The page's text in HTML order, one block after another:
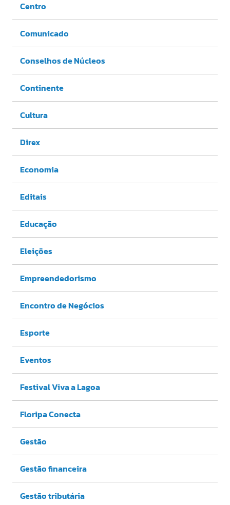
Centro
Comunicado
Conselhos de Núcleos
Continente
Cultura
Direx
Economia
Editais
Educação
Eleições
Empreendedorismo
Encontro de Negócios
Esporte
Eventos
Festival Viva a Lagoa
Floripa Conecta
Gestão
Gestão financeira
Gestão tributária